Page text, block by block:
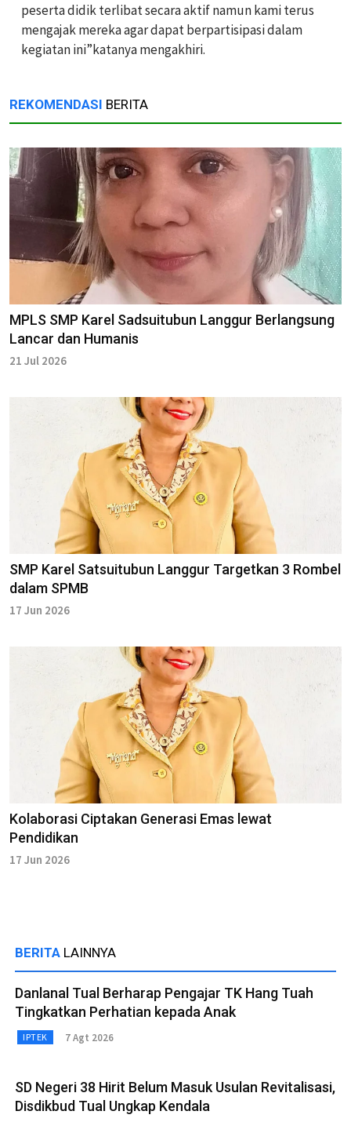
peserta didik terlibat secara aktif namun kami terus
mengajak mereka agar dapat berpartisipasi dalam
kegiatan ini”katanya mengakhiri.
REKOMENDASI BERITA
MPLS SMP Karel Sadsuitubun Langgur Berlangsung
Lancar dan Humanis
21 Jul 2026
SMP Karel Satsuitubun Langgur Targetkan 3 Rombel
dalam SPMB
17 Jun 2026
Kolaborasi Ciptakan Generasi Emas lewat
Pendidikan
17 Jun 2026
BERITA LAINNYA
Danlanal Tual Berharap Pengajar TK Hang Tuah
Tingkatkan Perhatian kepada Anak
IPTEK 7 Agt 2026
SD Negeri 38 Hirit Belum Masuk Usulan Revitalisasi,
Disdikbud Tual Ungkap Kendala